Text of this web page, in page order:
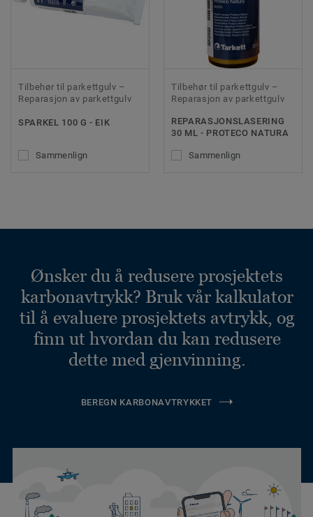
Tilbehør til parkettgulv –
Reparasjon av parkettgulv
SPARKEL 100 G - EIK
Sammenlign
Tilbehør til parkettgulv –
Reparasjon av parkettgulv
REPARASJONSLASERING
30 ML - PROTECO NATURA
Sammenlign
Ønsker du å redusere prosjektets
karbonavtrykk? Bruk vår kalkulator
til å evaluere prosjektets avtrykk, og
finn ut hvordan du kan redusere
dette med gjenvinning.
BEREGN KARBONAVTRYKKET